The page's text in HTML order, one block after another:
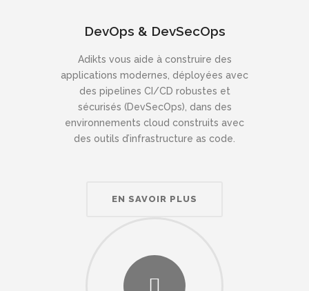
DevOps & DevSecOps
Adikts vous aide à construire des
applications modernes, déployées avec
des pipelines CI/CD robustes et
sécurisés (DevSecOps), dans des
environnements cloud construits avec
des outils d’infrastructure as code.
EN SAVOIR PLUS